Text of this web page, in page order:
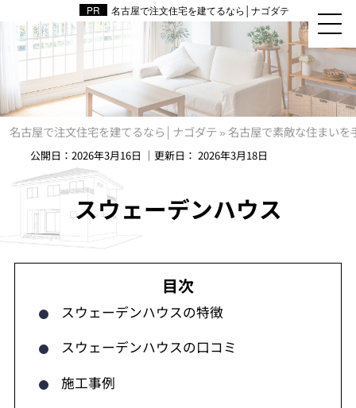
名古屋で注文住宅を建てるなら│ナゴダテ
名古屋で注文住宅を建てるなら│ナゴダテ »名古屋で素敵な住まいを
公開日： 2026年3月16日 ｜更新日： 2026年3月18日
スウェーデンハウス
スウェーデンハウスの特徴
スウェーデンハウスの口コミ
施工事例